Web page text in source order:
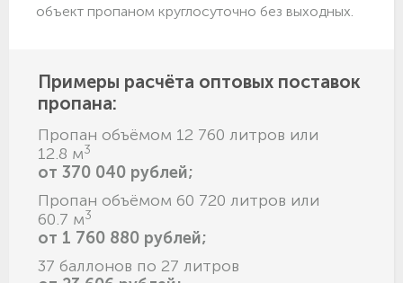
объект пропаном круглосуточно без выходных.
Примеры расчёта оптовых поставок
пропана:
Пропан объёмом 12 760 литров или
12.8 м3
от 370 040 рублей;
Пропан объёмом 60 720 литров или
60.7 м3
от 1 760 880 рублей;
37 баллонов по 27 литров